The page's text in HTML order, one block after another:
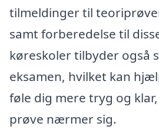
tilmeldinger til
samt forberedelse til
køreskoler tilbyder også
eksamen, hvilket kan
føle dig mere tryg og
prøve nærmer sig.